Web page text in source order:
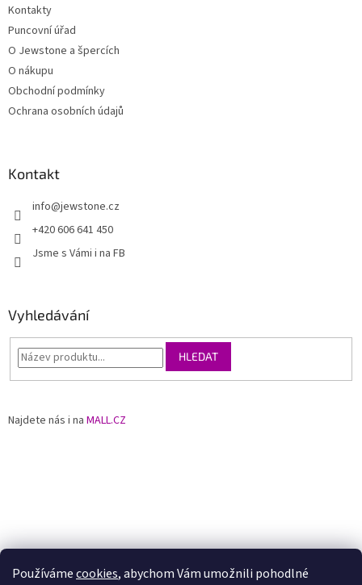
Používámecookies, abychom Vám umožnili pohodlné
Kontakty
Puncovní úřad
O Jewstone a špercích
O nákupu
Obchodní podmínky
Ochrana osobních údajů
Kontakt
info@jewstone.cz
+420 606 641 450
Jsme s Vámi i na FB
Vyhledávání
HLEDAT
Najdete nás i na MALL.CZ